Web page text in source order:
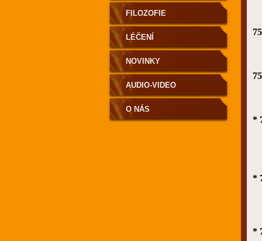
*
*
*
FILOZOFIE
LÉČENÍ
NOVINKY
AUDIO-VIDEO
O NÁS